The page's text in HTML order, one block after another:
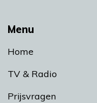
Menu
Home
TV & Radio
Prijsvragen